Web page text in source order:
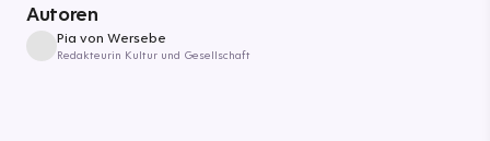
Autoren
Pia von Wersebe
Redakteurin Kultur und Gesellschaft